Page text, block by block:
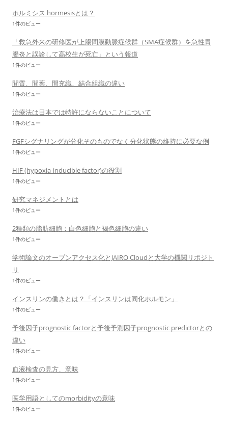
ホルミシス hormesisとは？
1件のビュー
「救急外来の研修医が上腸間膜動脈症候群（SMA症候群）を急性胃
腸炎と誤診して高校生が死亡」という報道
1件のビュー
間質、間葉、間充織、結合組織の違い
1件のビュー
治療法は日本では特許にならないことについて
1件のビュー
FGFシグナリングが分化そのものでなく分化状態の維持に必要な例
1件のビュー
HIF (hypoxia-inducible factor)の役割
1件のビュー
研究マネジメントとは
1件のビュー
2種類の脂肪細胞：白色細胞と褐色細胞の違い
1件のビュー
学術論文のオープンアクセス化とJAIRO Cloudと大学の機関リポジト
リ
1件のビュー
インスリンの働きとは？「インスリンは同化ホルモン」
1件のビュー
予後因子prognostic factorと予後予測因子prognostic predictorとの
違い
1件のビュー
血液検査の見方、意味
1件のビュー
医学用語としてのmorbidityの意味
1件のビュー